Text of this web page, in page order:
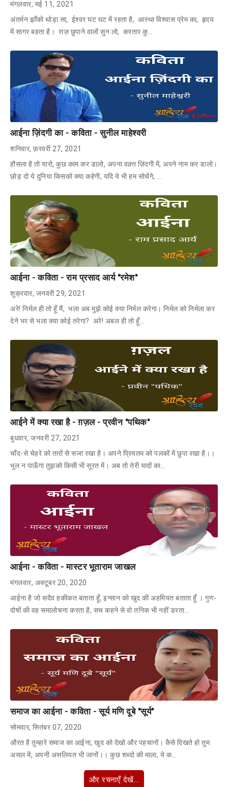
मंगलवार, मई 11, 2021
अंतर्मन झाँको थोड़ा सा, ईश्वर घट घट में रहता है, आस्था विश्वास प्रेम का, हृदय
में सागर बहता है। राज़ छुपाने वालों सुन लो, करतार कु…
आईना ज़िंदगी का - कविता - सुनील माहेश्वरी
शनिवार, फ़रवरी 27, 2021
हौसला है तो यारो, कुछ काम कर डालो, अपना वक़्त ज़िंदगी में, अपने नाम कर डालो।
छोड़ दो ये दुनिया किसको क्या कहेगी, यदि ये भी हम सोचेंगे, …
आईना - कविता - राम प्रसाद आर्य "रमेश"
शुक्रवार, जनवरी 29, 2021
अरे! निर्मल ही तो हूँ मैं, भला अब मुझे कोई क्या निर्मल करेगा। निर्मल को निर्मला कर
देने भर से भला क्या कोई तरेगा? अरे! अबल ही तो हूँ…
आईने में क्या रखा है - ग़ज़ल - प्रवीन "पथिक"
बुधवार, जनवरी 27, 2021
चाँद-से चेहरे को तारों से सजा रखा है। अपने प्रियतम को पलकों में छुपा रखा है।।
भूल न पाऊँगा तुझको किसी भी सूरत में। अब तो तेरी यादों का…
आईना - कविता - मास्टर भूताराम जाखल
मंगलवार, अक्टूबर 20, 2020
आईना है जो सदैव हकीकत बताता हूँ, इन्सान को खुद की अहमियत बताता हूँ । गुण-
दोषों की वह समालोचना करता है, सच कहने से वो तनिक भी नहीं डरता…
समाज का आईना - कविता - सूर्य मणि दूबे "सूर्य"
सोमवार, सितंबर 07, 2020
औरत है तुम्हारे समाज का आईना, खुद को देखो और पहचानों। कैसे दिखते हो तुम
असल में, अपनी असलियत भी जानों।। कुछ शब्दो की माला, ये क…
और रचनाएँ देखें...